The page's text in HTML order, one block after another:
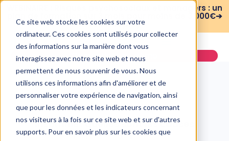
Ce site web stocke les cookies sur votre
ordinateur. Ces cookies sont utilisés pour collecter
des informations sur la manière dont vous
interagissez avec notre site web et nous
permettent de nous souvenir de vous. Nous
utilisons ces informations afin d'améliorer et de
personnaliser votre expérience de navigation, ainsi
que pour les données et les indicateurs concernant
nos visiteurs à la fois sur ce site web et sur d'autres
supports. Pour en savoir plus sur les cookies que
WEBINAIRE : Risques psychosociaux et managers : un
plan de formation sur 3 mois pour moins de 3 000€➔
voir le replay
Demander une démo
PSYCHOLOGIE
Insomnie : quelles sont les causes
psychologiques ?